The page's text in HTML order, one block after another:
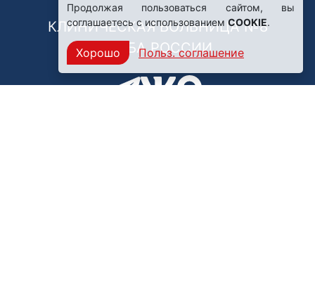
КЛИНИЧЕСКАЯ БОЛЬНИЦА №8
ФМБА РОССИИ
Продолжая пользоваться сайтом, вы
соглашаетесь с использованиемCOOKIE.
Хорошо Польз. соглашение